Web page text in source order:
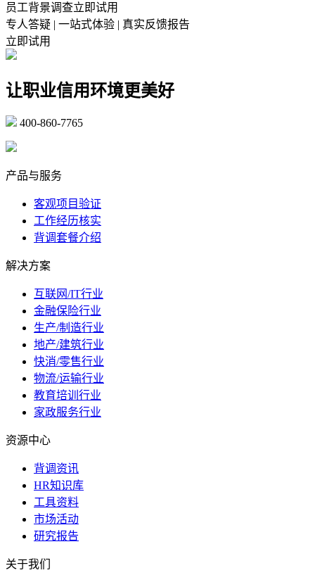
员工背景调查立即试用
专人答疑 | 一站式体验 | 真实反馈报告
立即试用
让职业信用环境更美好
400-860-7765
产品与服务
客观项目验证
工作经历核实
背调套餐介绍
解决方案
互联网/IT行业
金融保险行业
生产/制造行业
地产/建筑行业
快消/零售行业
物流/运输行业
教育培训行业
家政服务行业
资源中心
背调资讯
HR知识库
工具资料
市场活动
研究报告
关于我们